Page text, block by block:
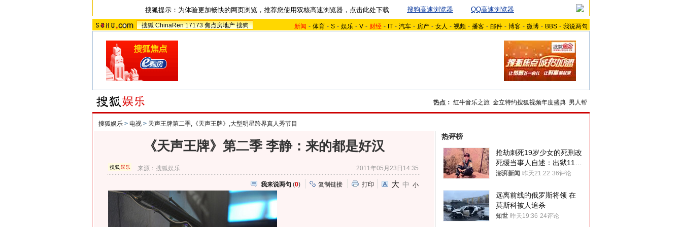
搜狐提示：为体验更加畅快的网页浏览，推荐您使用双核高速浏览器，点击此处下载 搜狗高速浏览器 QQ高速浏览器
搜狐 ChinaRen 17173 焦点房地产 搜狗 新闻 - 体育 - S - 娱乐 - V - 财经 - IT - 汽车 - 房产 - 女人 - 视频 - 播客 - 邮件 - 博客 - 微博 - BBS - 我说两句
热点： 红牛音乐之旅 金立特约搜狐视频年度盛典 男人帮
搜狐娱乐 > 电视 > 天声王牌第二季,《天声王牌》,大型明星跨界真人秀节目
《天声王牌》第二季 李静：来的都是好汉
来源：搜狐娱乐 2011年05月23日14:35
我来说两句 (0) 复制链接 打印 大 中 小
热评榜
抢劫刺死19岁少女的死刑改
死缓当事人自述：出狱11年
间始终刻意躲避被害人家属
澎湃新闻 昨天21:22 36评论
远离前线的俄罗斯将领 在
莫斯科被人追杀
知世 昨天19:36 24评论